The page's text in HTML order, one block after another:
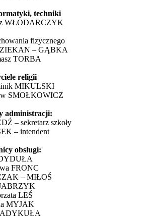
techniki
WŁODARCZYK
fizycznego
– GĄBKA
TORBA
religii
MIKULSKI
SMOŁKOWICZ
administracji:
– sekretarz szkoły
– intendent
obsługi:
FRONC
– MIŁOŚ
LEŚ
MYJAK